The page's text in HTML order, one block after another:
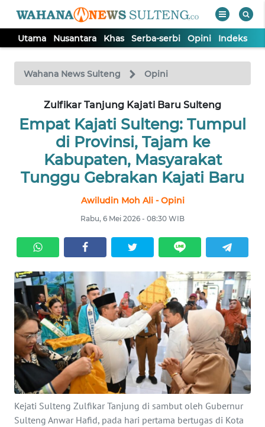
Utama Nusantara Khas Serba-serbi Opini Indeks
Wahana News Sulteng Opini
Zulfikar Tanjung Kajati Baru Sulteng
Empat Kajati Sulteng: Tumpul
di Provinsi, Tajam ke
Kabupaten, Masyarakat
Tunggu Gebrakan Kajati Baru
Awiludin Moh Ali - Opini
Rabu, 6 Mei 2026 - 08:30 WIB
Kejati Sulteng Zulfikar Tanjung di sambut oleh Gubernur
Sulteng Anwar Hafid, pada hari pertama bertugas di Kota
TV
Tutup
UTAMA
NUSANTARA
KHAS
OPINI
Informasi
INDEKS
BERITA
KONTAK
KAMI
INFO
IKLAN